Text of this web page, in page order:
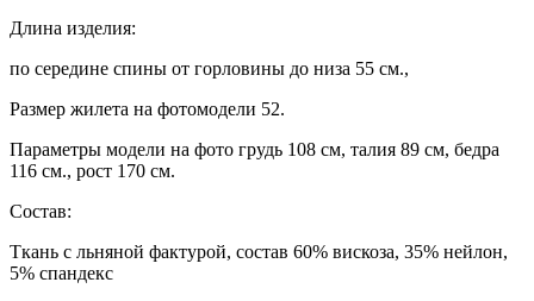
Длина изделия:
по середине спины от горловины до низа 55 см.,
Размер жилета на фотомодели 52.
Параметры модели на фото грудь 108 см, талия 89 см, бедра
116 см., рост 170 см.
Состав:
Ткань с льняной фактурой, состав 60% вискоза, 35% нейлон,
5% спандекс